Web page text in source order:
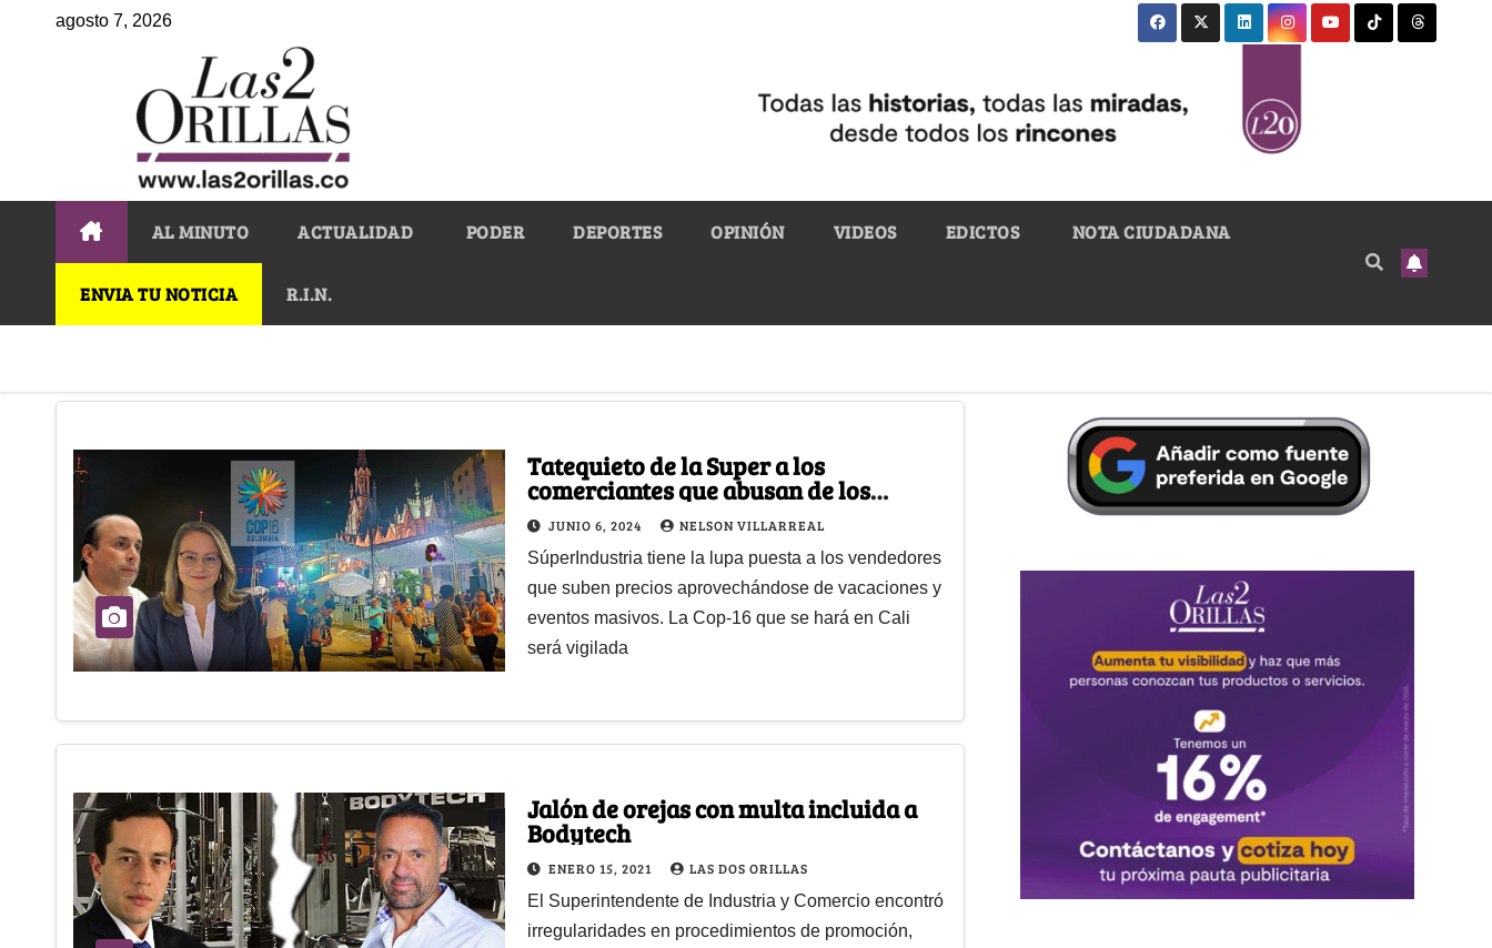
agosto 7, 2026
AL MINUTO ACTUALIDAD PODER DEPORTES OPINIÓN VIDEOS EDICTOS NOTA CIUDADANA
ENVIA TU NOTICIA R.I.N.
Tatequieto de la Super a los
comerciantes que abusan de los
turistas con los precios
JUNIO 6, 2024 NELSON VILLARREAL
SúperIndustria tiene la lupa puesta a los vendedores
que suben precios aprovechándose de vacaciones y
eventos masivos. La Cop-16 que se hará en Cali
será vigilada
Jalón de orejas con multa incluida a
Bodytech
ENERO 15, 2021 LAS DOS ORILLAS
El Superintendente de Industria y Comercio encontró
irregularidades en procedimientos de promoción,